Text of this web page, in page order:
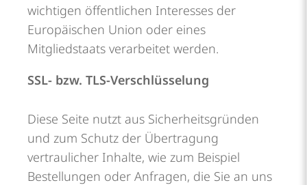
wichtigen öffentlichen Interesses der
Europäischen Union oder eines
Mitgliedstaats verarbeitet werden.
SSL- bzw. TLS-Verschlüsselung
Diese Seite nutzt aus Sicherheitsgründen
und zum Schutz der Übertragung
vertraulicher Inhalte, wie zum Beispiel
Bestellungen oder Anfragen, die Sie an uns